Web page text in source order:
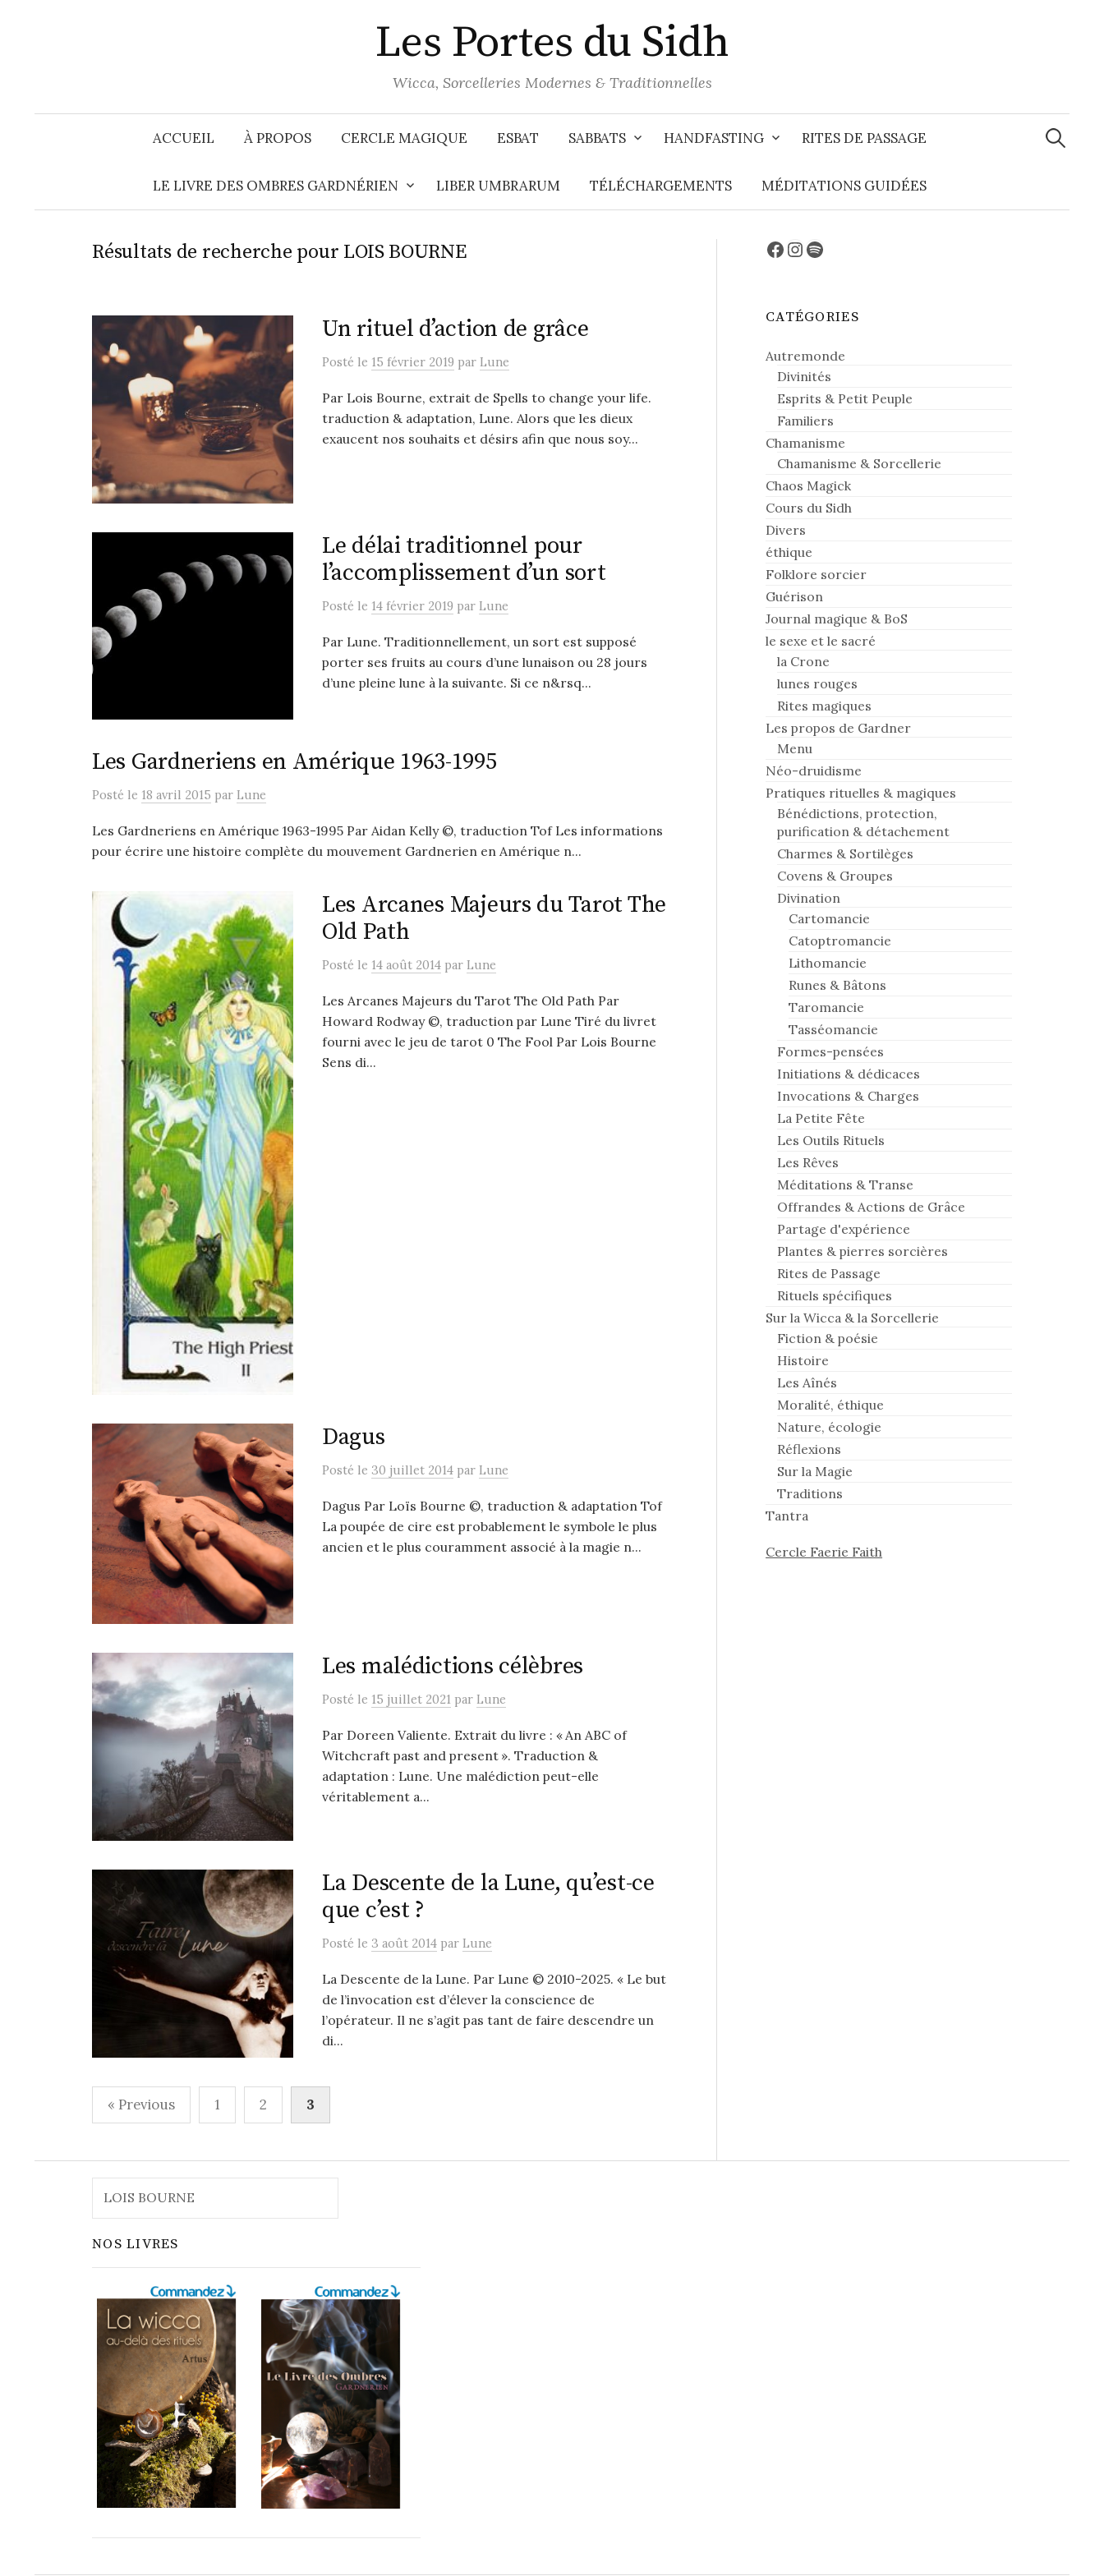
Les Portes du Sidh
Wicca, Sorcelleries Modernes & Traditionnelles
ACCUEIL À PROPOS CERCLE MAGIQUE ESBAT SABBATS HANDFASTING RITES DE PASSAGE
LE LIVRE DES OMBRES GARDNÉRIEN LIBER UMBRARUM TÉLÉCHARGEMENTS MÉDITATIONS GUIDÉES
Résultats de recherche pour LOIS BOURNE
Un rituel d’action de grâce
Posté le 15 février 2019 par Lune
Par Lois Bourne, extrait de Spells to change your life.
traduction & adaptation, Lune. Alors que les dieux
exaucent nos souhaits et désirs afin que nous soy...
Le délai traditionnel pour
l’accomplissement d’un sort
Posté le 14 février 2019 par Lune
Par Lune. Traditionnellement, un sort est supposé
porter ses fruits au cours d’une lunaison ou 28 jours
d’une pleine lune à la suivante. Si ce n&rsq...
Les Gardneriens en Amérique 1963-1995
Posté le 18 avril 2015 par Lune
Les Gardneriens en Amérique 1963-1995 Par Aidan Kelly ©, traduction Tof Les informations
pour écrire une histoire complète du mouvement Gardnerien en Amérique n...
Les Arcanes Majeurs du Tarot The
Old Path
Posté le 14 août 2014 par Lune
Les Arcanes Majeurs du Tarot The Old Path Par
Howard Rodway ©, traduction par Lune Tiré du livret
fourni avec le jeu de tarot 0 The Fool Par Lois Bourne
Sens di...
Dagus
Posté le 30 juillet 2014 par Lune
Dagus Par Loïs Bourne ©, traduction & adaptation Tof
La poupée de cire est probablement le symbole le plus
ancien et le plus couramment associé à la magie n...
Les malédictions célèbres
Posté le 15 juillet 2021 par Lune
Par Doreen Valiente. Extrait du livre : « An ABC of
Witchcraft past and present ». Traduction &
adaptation : Lune. Une malédiction peut-elle
véritablement a...
La Descente de la Lune, qu’est-ce
que c’est ?
Posté le 3 août 2014 par Lune
La Descente de la Lune. Par Lune © 2010-2025. « Le but
de l’invocation est d’élever la conscience de
l’opérateur. Il ne s’agit pas tant de faire descendre un
di...
Pagination
publications
« Previous 1 2 3
Facebook
Instagram
Spotify
CATÉGORIES
Autremonde
Divinités
Esprits & Petit Peuple
Familiers
Chamanisme
Chamanisme & Sorcellerie
Chaos Magick
Cours du Sidh
Divers
éthique
Folklore sorcier
Guérison
Journal magique & BoS
le sexe et le sacré
la Crone
lunes rouges
Rites magiques
Les propos de Gardner
Menu
Néo-druidisme
Pratiques rituelles & magiques
Bénédictions, protection,
purification & détachement
Charmes & Sortilèges
Covens & Groupes
Divination
Cartomancie
Catoptromancie
Lithomancie
Runes & Bâtons
Taromancie
Tasséomancie
Formes-pensées
Initiations & dédicaces
Invocations & Charges
La Petite Fête
Les Outils Rituels
Les Rêves
Méditations & Transe
Offrandes & Actions de Grâce
Partage d'expérience
Plantes & pierres sorcières
Rites de Passage
Rituels spécifiques
Sur la Wicca & la Sorcellerie
Fiction & poésie
Histoire
Les Aînés
Moralité, éthique
Nature, écologie
Réflexions
Sur la Magie
Traditions
Tantra
Cercle Faerie Faith
NOS LIVRES